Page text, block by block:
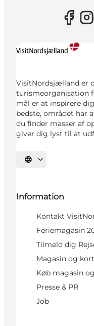
VisitNordsjælland er
turismeorganisation
mål er at inspirere
bedste, området har
du finder masser af
giver dig lyst til at
Vælg sprog
Information
Kontakt
Feriemagasin
Tilmeld dig
Magasin og
Køb magasin
Presse & PR
Job